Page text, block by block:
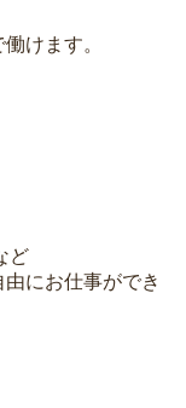
けます。
ど
にお仕事ができ